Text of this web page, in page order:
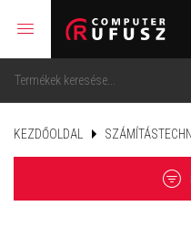
menu
KEZDŐOLDAL
filter